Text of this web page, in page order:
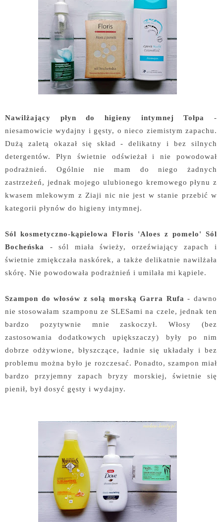
Nawilżający płyn do higieny intymnej Tołpa
-
niesamowicie wydajny i gęsty, o nieco ziemistym zapachu.
Dużą zaletą okazał się skład - delikatny i bez silnych
detergentów. Płyn świetnie odświeżał i nie powodował
podrażnień. Ogólnie nie mam do niego żadnych
zastrzeżeń, jednak mojego ulubionego kremowego płynu z
kwasem mlekowym z Ziaji nic nie jest w stanie przebić w
kategorii płynów do higieny intymnej.
Sól kosmetyczno-kąpielowa Floris 'Aloes z pomelo' Sól
Bocheńska
- sól miała świeży, orzeźwiający zapach i
świetnie zmiękczała naskórek, a także delikatnie nawilżała
skórę. Nie powodowała podrażnień i umilała mi kąpiele.
Szampon do włosów z solą morską Garra Rufa - dawno
nie stosowałam szamponu ze SLESami na czele, jednak ten
bardzo pozytywnie mnie zaskoczył. Włosy (bez
zastosowania dodatkowych upiększaczy) były po nim
dobrze odżywione, błyszczące, ładnie się układały i bez
problemu można było je rozczesać. Ponadto, szampon miał
bardzo przyjemny zapach bryzy morskiej, świetnie się
pienił, był dosyć gęsty i wydajny.